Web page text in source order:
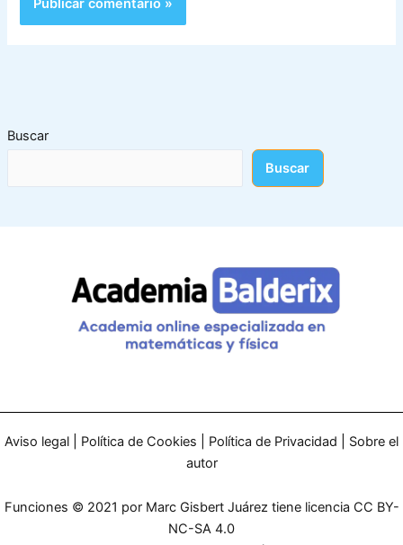
Buscar
Buscar
Aviso legal Política de Cookies Política de Privacidad
Sobre el
autor
Funciones © 2021 por Marc Gisbert Juárez tiene licencia CC BY-
NC-SA 4.0